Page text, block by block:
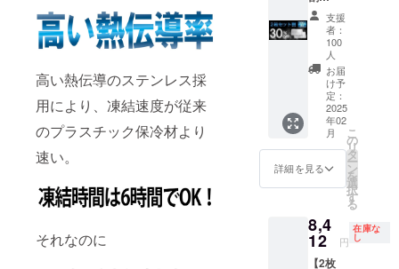
高い熱伝導のステンレス採
用により、凍結速度が従来
のプラスチック保冷材より
速い。
それなのに
ます。ご連
絡をいただ
き次第、再
配送のお手
続きをいた
します。
●ご連絡や対
応に関して
弊社では、
が定める
「カスタ
合は
キャン
プファ
イヤー
のメッ
セージ
よりご
連絡く
ださ
い。
遅れる
場合が
ござい
ます。
※商品代
を安く
する為
に工数
削減を
してお
り、出
荷連絡
は致し
ませ
届け予
定日に
なって
も商品
締めで
翌月に
配送処
理をし
ていき
ます。
配送処
理後、
早くて
１５
日、遅
５日程
お届け
かりま
す。 ※
製造状
況によ
入れて
お使い
くださ
い。
【配送
時期】
CAMPF
IREの仕
様上お
届け月
ファン
終了後
ます
が、毎
月月末
クニッ
ク、ア
ウトド
ア、
キャン
プ、生
ものの
お持ち
帰り等
でクー
ボック
スや発
の箱に
入れて
お使い
30％OF
F】100
名限定
KINKIN
board2
枚 定価
12,000
→8,400
（税・
送料
board（
定価
6,000
支援
者：
100
人
お届
け予
定：
2025
年02
月
詳細を見る
こ
の
リ
タ
ー
ン
を
選
択
す
る
8,4
12 円
在庫な
し
【2枚